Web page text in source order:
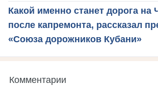
Какой именно станет дорога на
после капремонта, рассказал
«Союза дорожников Кубани»
Комментарии